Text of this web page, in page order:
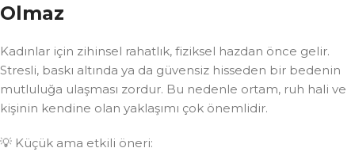
Olmaz
Kadınlar için zihinsel rahatlık, fiziksel hazdan önce gelir.
Stresli, baskı altında ya da güvensiz hisseden bir bedenin
mutluluğa ulaşması zordur. Bu nedenle ortam, ruh hali ve
kişinin kendine olan yaklaşımı çok önemlidir.
💡 Küçük ama etkili öneri: